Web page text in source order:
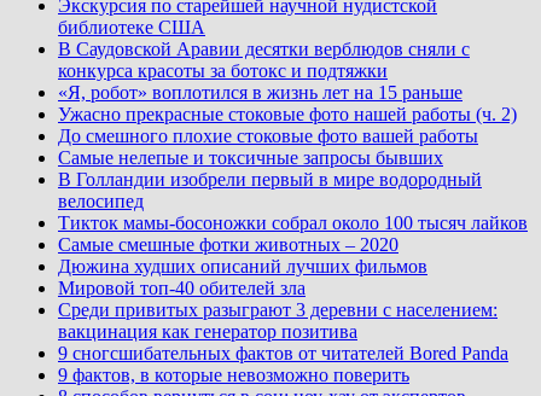
Экскурсия по старейшей научной нудистской
библиотеке США
В Саудовской Аравии десятки верблюдов сняли с
конкурса красоты за ботокс и подтяжки
«Я, робот» воплотился в жизнь лет на 15 раньше
Ужасно прекрасные стоковые фото нашей работы (ч. 2)
До смешного плохие стоковые фото вашей работы
Самые нелепые и токсичные запросы бывших
В Голландии изобрели первый в мире водородный
велосипед
Тикток мамы-босоножки собрал около 100 тысяч лайков
Самые смешные фотки животных – 2020
Дюжина худших описаний лучших фильмов
Мировой топ-40 обителей зла
Среди привитых разыграют 3 деревни с населением:
вакцинация как генератор позитива
9 сногсшибательных фактов от читателей Bored Panda
9 фактов, в которые невозможно поверить